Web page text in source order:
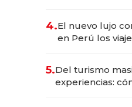
4.El nuevo lujo
en Perú los
5.Del turismo
experiencias: